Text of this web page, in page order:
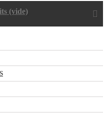
(vide)